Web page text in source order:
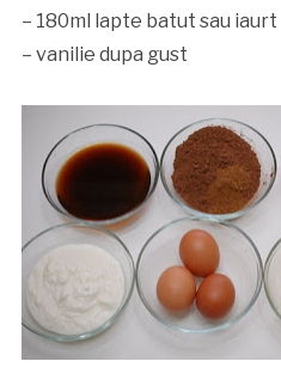
– 180ml lapte batut sau iaurt
– vanilie dupa gust